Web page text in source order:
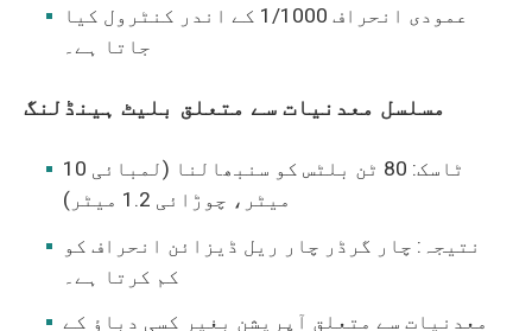
عمودی انحراف 1/1000 کے اندر کنٹرول کیا
جاتا ہے۔
مسلسل معدنیات سے متعلق بلیٹ ہینڈلنگ
ٹاسک: 80 ٹن بلٹس کو سنبھالنا (لمبائی 10
میٹر، چوڑائی 1.2 میٹر)
نتیجہ: چار گرڈر چار ریل ڈیزائن انحراف کو
کم کرتا ہے۔
معدنیات سے متعلق آپریشن بغیر کسی دباؤ کے